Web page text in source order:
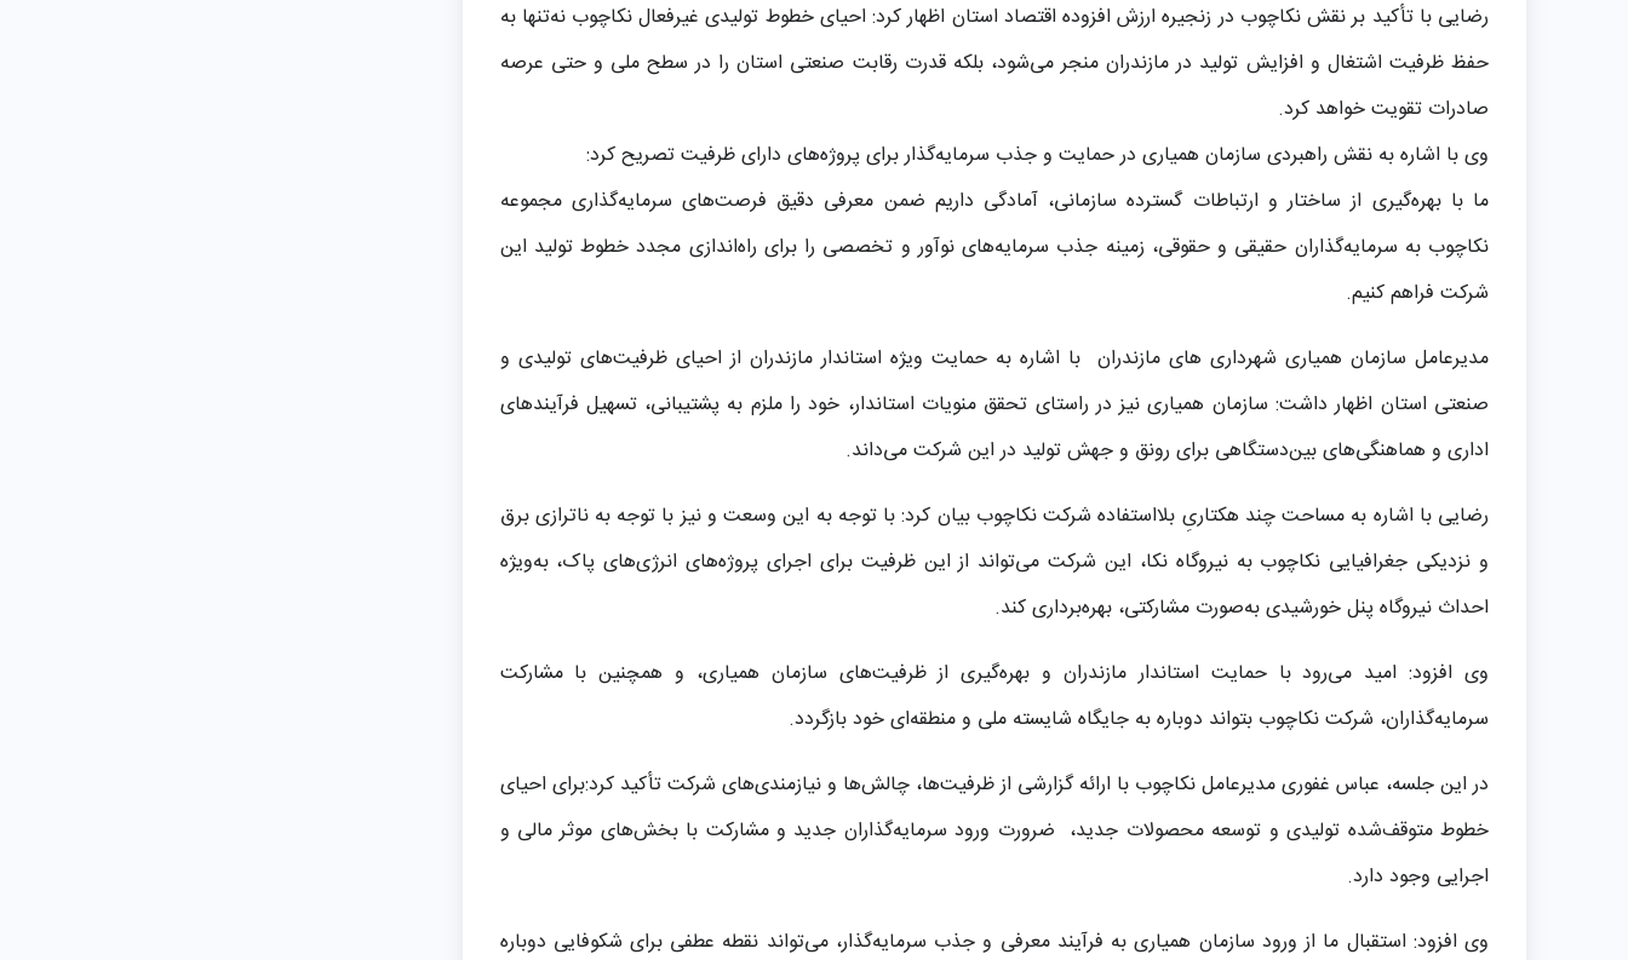
رضایی با تأکید بر نقش نکاچوب در زنجیره ارزش افزوده اقتصاد استان اظهار کرد: احیای خطوط تولیدی غیرفعال نکاچوب نه‌تنها به
حفظ ظرفیت اشتغال و افزایش تولید در مازندران منجر می‌شود، بلکه قدرت رقابت صنعتی استان را در سطح ملی و حتی عرصه
صادرات تقویت خواهد کرد.
وی با اشاره به نقش راهبردی سازمان همیاری در حمایت و جذب سرمایه‌گذار برای پروژه‌های دارای ظرفیت تصریح کرد:
ما با بهره‌گیری از ساختار و ارتباطات گسترده سازمانی، آمادگی داریم ضمن معرفی دقیق فرصت‌های سرمایه‌گذاری مجموعه
نکاچوب به سرمایه‌گذاران حقیقی و حقوقی، زمینه جذب سرمایه‌های نوآور و تخصصی را برای راه‌اندازی مجدد خطوط تولید این
شرکت فراهم کنیم.
مدیرعامل سازمان همیاری شهرداری های مازندران با اشاره به حمایت ویژه استاندار مازندران از احیای ظرفیت‌های تولیدی و
صنعتی استان اظهار داشت: سازمان همیاری نیز در راستای تحقق منویات استاندار، خود را ملزم به پشتیبانی، تسهیل فرآیندهای
اداری و هماهنگی‌های بین‌دستگاهی برای رونق و جهش تولید در این شرکت می‌داند.
رضایی با اشاره به مساحت چند هکتاریِ بلااستفاده شرکت نکاچوب بیان کرد: با توجه به این وسعت و نیز با توجه به ناترازی برق
و نزدیکی جغرافیایی نکاچوب به نیروگاه نکا، این شرکت می‌تواند از این ظرفیت برای اجرای پروژه‌های انرژی‌های پاک، به‌ویژه
احداث نیروگاه پنل خورشیدی به‌صورت مشارکتی، بهره‌برداری کند.
وی افزود: امید می‌رود با حمایت استاندار مازندران و بهره‌گیری از ظرفیت‌های سازمان همیاری، و همچنین با مشارکت
سرمایه‌گذاران، شرکت نکاچوب بتواند دوباره به جایگاه شایسته ملی و منطقه‌ای خود بازگردد.
در این جلسه، عباس غفوری مدیرعامل نکاچوب با ارائه گزارشی از ظرفیت‌ها، چالش‌ها و نیازمندی‌های شرکت تأکید کرد:برای احیای
خطوط متوقف‌شده تولیدی و توسعه محصولات جدید، ضرورت ورود سرمایه‌گذاران جدید و مشارکت با بخش‌های موثر مالی و
اجرایی وجود دارد.
وی افزود: استقبال ما از ورود سازمان همیاری به فرآیند معرفی و جذب سرمایه‌گذار، می‌تواند نقطه عطفی برای شکوفایی دوباره